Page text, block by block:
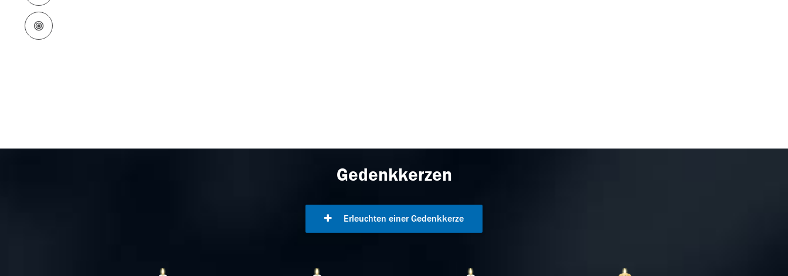
Gedenkkerzen
Erleuchten einer Gedenkkerze